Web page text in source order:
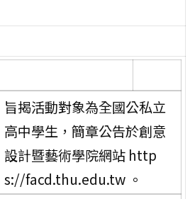
旨揭活動對象為全國公私立
高中學生，簡章公告於創意
設計暨藝術學院網站 http
s://facd.thu.edu.tw 。